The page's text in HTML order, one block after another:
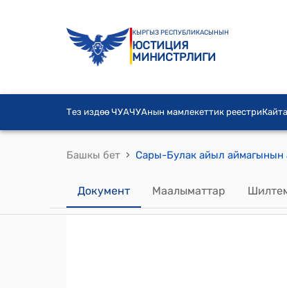
КЫРГЫЗ РЕСПУБЛИКАСЫНЫН
ЮСТИЦИЯ
МИНИСТРЛИГИ
Тез издөө ЧУАЧУАнын мамлекеттик реестри
Башкы бет ›
Документ Маалыматтар